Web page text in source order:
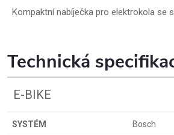
Kompaktní nabíječka pro elektrokola se
Technická
E-BIKE
SYSTÉM Bosch